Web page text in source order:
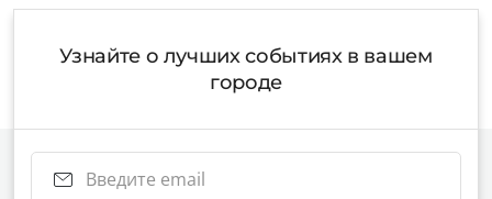
Узнайте о лучших событиях в вашем
городе